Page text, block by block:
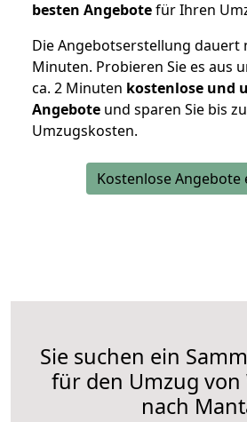
besten Angebotefür Ihren
Die Angebotserstellung dauert
Minuten. Probieren Sie es aus
ca. 2 Minuten kostenlose und
Angebote und sparen Sie bis
Umzugskosten.
Kostenlose Angebote
Sie suchen ein
für den Umzug
nach